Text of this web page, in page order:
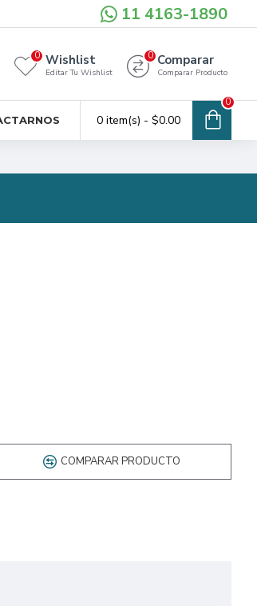
11 4163-1890
Wishlist
Editar Tu Wishlist
0 Comparar
Comparar Producto
0
0 item(s) - $0.00
0
COMPARAR PRODUCTO